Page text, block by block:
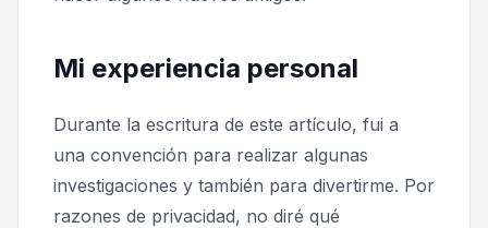
Mi experiencia personal
Durante la escritura de este artículo, fui a
una convención para realizar algunas
investigaciones y también para divertirme. Por
razones de privacidad, no diré qué